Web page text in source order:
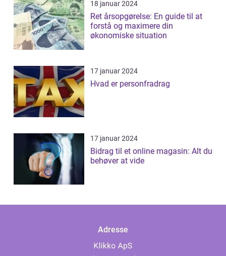
18 januar 2024
Ret årsopgørelse: En guide til at
forstå og maximere din
økonomiske situation
17 januar 2024
Hvad er personfradrag
17 januar 2024
Bidrag til et online magasin: Alt du
behøver at vide
Adresse